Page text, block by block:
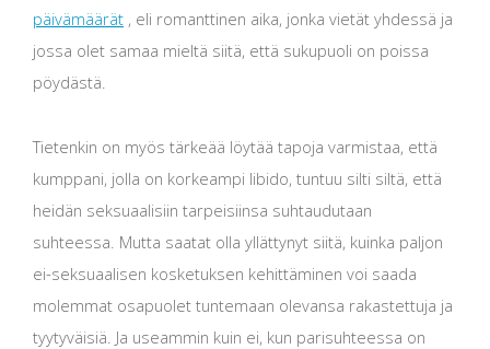
päivämäärät , eli romanttinen aika, jonka vietät yhdessä ja
jossa olet samaa mieltä siitä, että sukupuoli on poissa
pöydästä.
Tietenkin on myös tärkeää löytää tapoja varmistaa, että
kumppani, jolla on korkeampi libido, tuntuu silti siltä, ​​että
heidän seksuaalisiin tarpeisiinsa suhtaudutaan
suhteessa. Mutta saatat olla yllättynyt siitä, kuinka paljon
ei-seksuaalisen kosketuksen kehittäminen voi saada
molemmat osapuolet tuntemaan olevansa rakastettuja ja
tyytyväisiä. Ja useammin kuin ei, kun parisuhteessa on